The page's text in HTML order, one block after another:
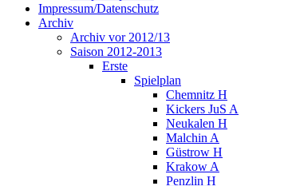
Impressum/Datenschutz
Archiv
Archiv vor 2012/13
Saison 2012-2013
Erste
Spielplan
Chemnitz H
Kickers JuS A
Neukalen H
Malchin A
Güstrow H
Krakow A
Penzlin H